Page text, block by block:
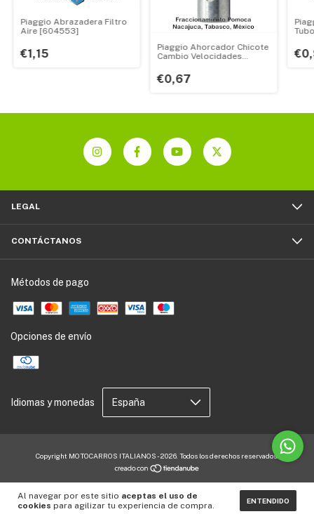
Al navegar por este sitio aceptas el uso de
cookies para agilizar tu experiencia de compra. ENTENDIDO
Piaggio Abrazadera Filtro
Aire [604553]
€1,15
Piaggio Ahorcador Chicote
Cambio Velocidades
(m7.14)
€0,67
LEGAL
CONTÁCTANOS
Métodos de pago
Opciones de envío
Idiomas y monedas
Copyright MOTOCARROS ITALIANOS - 2026. Todos los derechos reservados.